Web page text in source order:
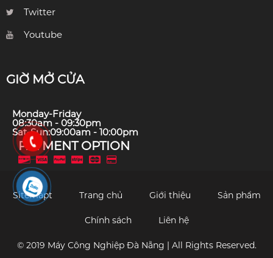
Twitter
Youtube
GIỜ MỞ CỬA
Monday-Friday
08:30am - 09:30pm
Sat-Sun:09:00am - 10:00pm
PAYMENT OPTION
Sitemapt Trang chủ Giới thiệu Sản phẩm
Chính sách Liên hệ
© 2019 Máy Công Nghiệp Đà Nẵng | All Rights Reserved.